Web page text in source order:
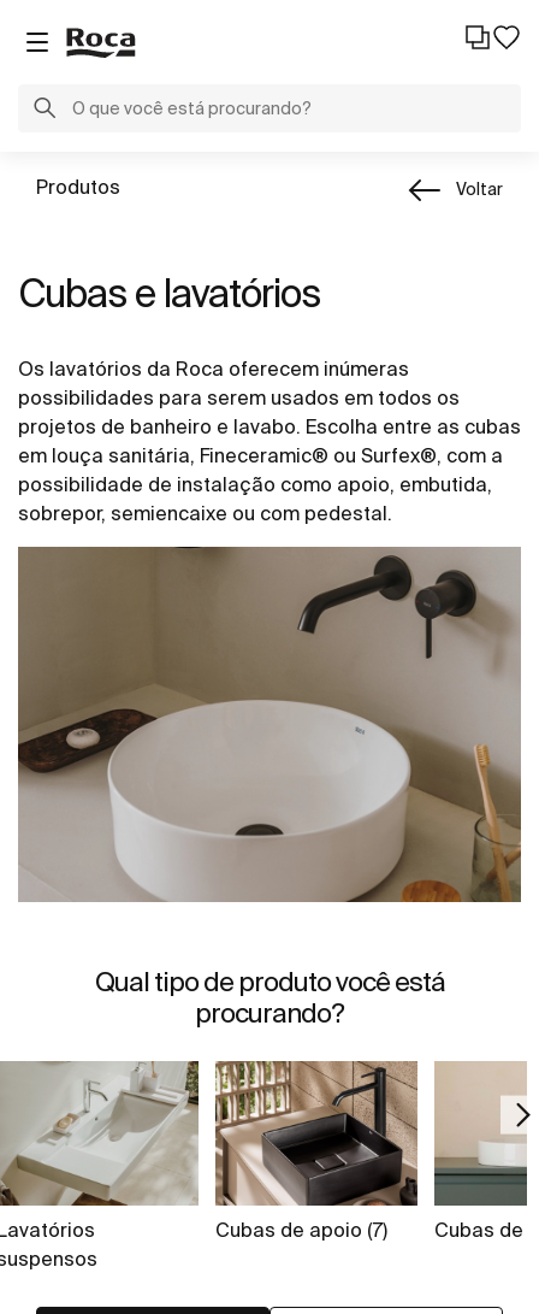
Produtos Voltar
Cubas e lavatórios
Os lavatórios da Roca oferecem inúmeras
possibilidades para serem usados em todos os
projetos de banheiro e lavabo. Escolha entre as cubas
em louça sanitária, Fineceramic® ou Surfex®, com a
possibilidade de instalação como apoio, embutida,
sobrepor, semiencaixe ou com pedestal.
Qual tipo de produto você está
procurando?
Cubas de apoio (7) Cubas de